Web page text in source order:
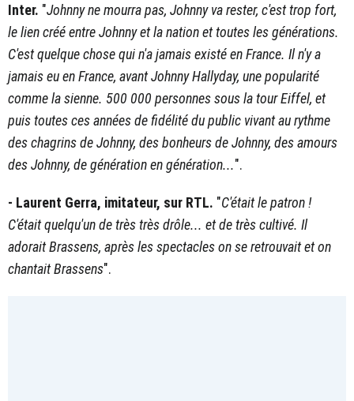
Inter. "Johnny ne mourra pas, Johnny va rester, c'est trop fort,
le lien créé entre Johnny et la nation et toutes les générations.
C'est quelque chose qui n'a jamais existé en France. Il n'y a
jamais eu en France, avant Johnny Hallyday, une popularité
comme la sienne. 500 000 personnes sous la tour Eiffel, et
puis toutes ces années de fidélité du public vivant au rythme
des chagrins de Johnny, des bonheurs de Johnny, des amours
des Johnny, de génération en génération...".
- Laurent Gerra, imitateur, sur RTL. "C'était le patron !
C'était quelqu'un de très très drôle... et de très cultivé. Il
adorait Brassens, après les spectacles on se retrouvait et on
chantait Brassens".